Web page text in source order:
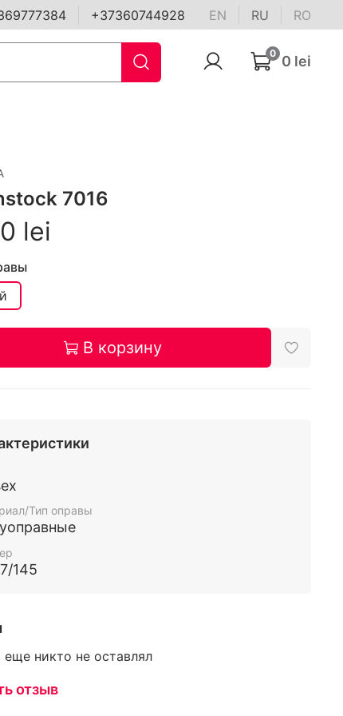
+37360744928 EN RU RO
0 0 lei
7016
lei
В корзину
Тип оправы
145
никто не оставлял
отзыв